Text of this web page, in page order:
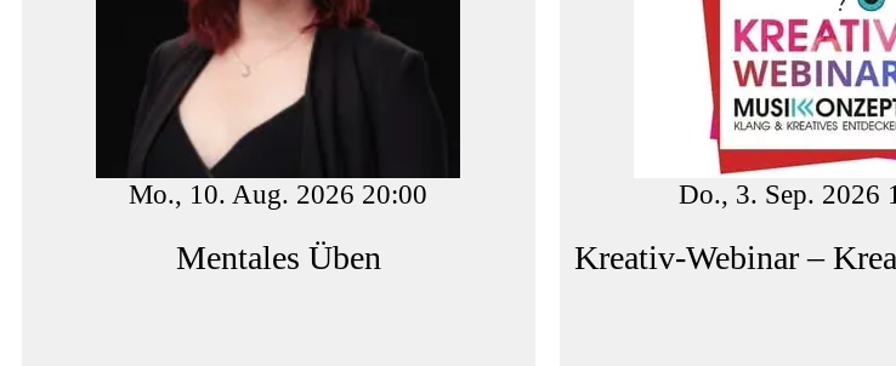
Mo., 10. Aug. 2026 20:00
Mentales Üben
Do., 3. Sep. 2026
Kreativ-Webinar –